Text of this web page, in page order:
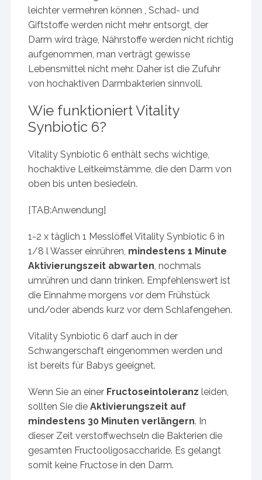
leichter vermehren können , Schad- und
Giftstoffe werden nicht mehr entsorgt, der
Darm wird träge, Nährstoffe werden nicht richtig
aufgenommen, man verträgt gewisse
Lebensmittel nicht mehr. Daher ist die Zufuhr
von hochaktiven Darmbakterien sinnvoll.
Wie funktioniert Vitality
Synbiotic 6?
Vitality Synbiotic 6 enthält sechs wichtige,
hochaktive Leitkeimstämme, die den Darm von
oben bis unten besiedeln.
[TAB:Anwendung]
1-2 x täglich 1 Messlöffel Vitality Synbiotic 6 in
1/8 l Wasser einrühren, mindestens 1 Minute
Aktivierungszeit abwarten , nochmals
umrühren und dann trinken. Empfehlenswert ist
die Einnahme morgens vor dem Frühstück
und/oder abends kurz vor dem Schlafengehen.
Vitality Synbiotic 6 darf auch in der
Schwangerschaft eingenommen werden und
ist bereits für Babys geeignet.
Wenn Sie an einer Fructoseintoleranzleiden,
sollten Sie dieAktivierungszeit auf
mindestens 30 Minuten verlängern. In
dieser Zeit verstoffwechseln die Bakterien die
gesamten Fructooligosaccharide. Es gelangt
somit keine Fructose in den Darm.